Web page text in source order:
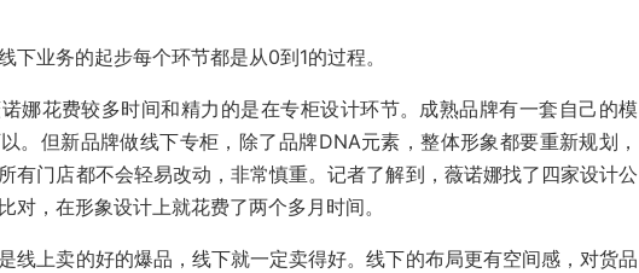
下业务的起步每个环节都是从0到1的过程。
娜花费较多时间和精力的是在专柜设计环节。成熟品牌有一套自己的模
。但新品牌做线下专柜，除了品牌DNA元素，整体形象都要重新规划，
有门店都不会轻易改动，非常慎重。记者了解到，薇诺娜找了四家设计公
对，在形象设计上就花费了两个多月时间。
线上卖的好的爆品，线下就一定卖得好。线下的布局更有空间感，对货品